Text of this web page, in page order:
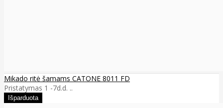
Mikado ritė šamams CATONE 8011 FD
Pristatymas 1 -7d.d. ..